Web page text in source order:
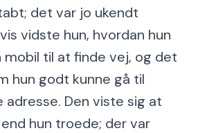
det var jo ukendt
vidste hun, hvordan hun
mobil til at finde vej, og det
hun godt kunne gå til
adresse. Den viste sig at
hun troede; der var